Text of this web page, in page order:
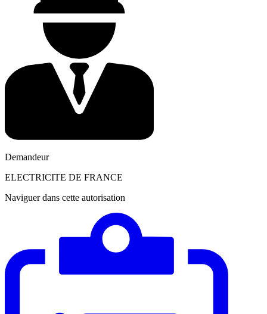
Demandeur
ELECTRICITE DE FRANCE
Naviguer dans cette autorisation